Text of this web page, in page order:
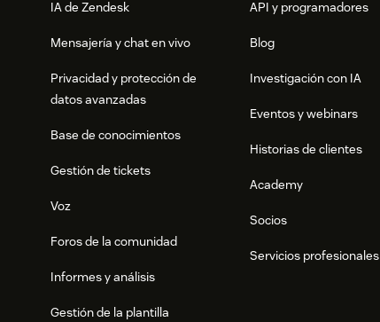
IA de Zendesk
Mensajería y chat en vivo
Privacidad y protección de
datos avanzadas
Base de conocimientos
Gestión de tickets
Voz
Foros de la comunidad
Informes y análisis
Gestión de la plantilla
API y programadores
Blog
Investigación con IA
Eventos y webinars
Historias de clientes
Academy
Socios
Servicios profesionales